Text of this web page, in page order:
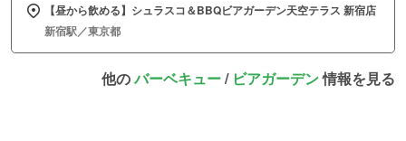
【昼から飲める】シュラスコ＆BBQビアガーデン天空テラス 新宿店
新宿駅／東京都
他のバーベキュー/ ビアガーデン情報を見る